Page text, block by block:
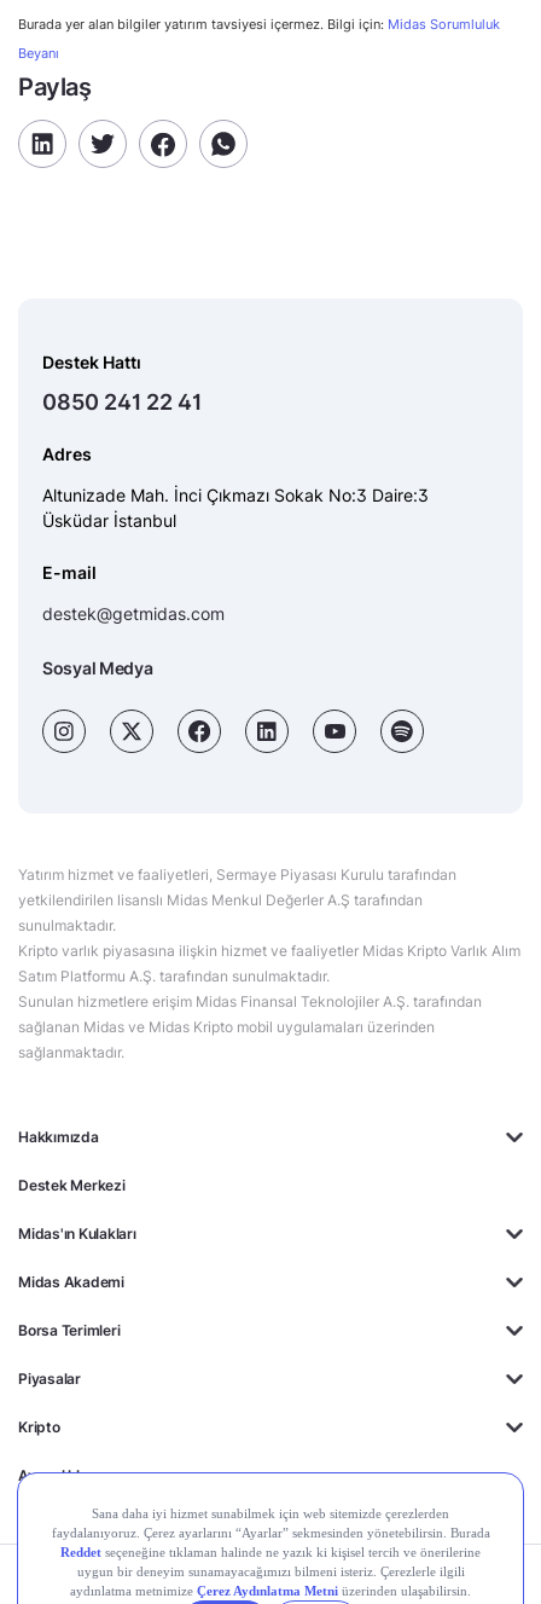
Burada yer alan bilgiler yatırım tavsiyesi içermez. Bilgi için: Midas Sorumluluk
Beyanı
Paylaş
Hakkımızda
Destek Merkezi
Midas'ın Kulakları
Midas Akademi
Borsa Terimleri
Piyasalar
Kripto
Ayrıcalıklar
Destek Hattı
0850 241 22 41
Adres
Altunizade Mah. İnci Çıkmazı Sokak No:3 Daire:3
Üsküdar İstanbul
E-mail
destek@getmidas.com
Sosyal Medya
Yatırım hizmet ve faaliyetleri, Sermaye Piyasası Kurulu tarafından
yetkilendirilen lisanslı Midas Menkul Değerler A.Ş tarafından
sunulmaktadır.
Kripto varlık piyasasına ilişkin hizmet ve faaliyetler Midas Kripto Varlık Alım
Satım Platformu A.Ş. tarafından sunulmaktadır.
Sunulan hizmetlere erişim Midas Finansal Teknolojiler A.Ş. tarafından
sağlanan Midas ve Midas Kripto mobil uygulamaları üzerinden
sağlanmaktadır.
Kişisel Verilerin
Gizlilik
Yasal
Çerez